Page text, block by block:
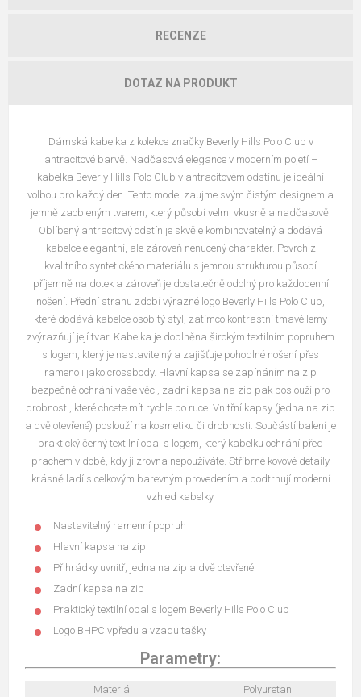
RECENZE
DOTAZ NA PRODUKT
Dámská kabelka z kolekce značky Beverly Hills Polo Club v
antracitové barvě. Nadčasová elegance v moderním pojetí –
kabelka Beverly Hills Polo Club v antracitovém odstínu je ideální
volbou pro každý den. Tento model zaujme svým čistým designem a
jemně zaobleným tvarem, který působí velmi vkusně a nadčasově.
Oblíbený antracitový odstín je skvěle kombinovatelný a dodává
kabelce elegantní, ale zároveň nenucený charakter. Povrch z
kvalitního syntetického materiálu s jemnou strukturou působí
příjemně na dotek a zároveň je dostatečně odolný pro každodenní
nošení. Přední stranu zdobí výrazné logo Beverly Hills Polo Club,
které dodává kabelce osobitý styl, zatímco kontrastní tmavé lemy
zvýrazňují její tvar. Kabelka je doplněna širokým textilním popruhem
s logem, který je nastavitelný a zajišťuje pohodlné nošení přes
rameno i jako crossbody. Hlavní kapsa se zapínáním na zip
bezpečně ochrání vaše věci, zadní kapsa na zip pak poslouží pro
drobnosti, které chcete mít rychle po ruce. Vnitřní kapsy (jedna na zip
a dvě otevřené) poslouží na kosmetiku či drobnosti. Součástí balení je
praktický černý textilní obal s logem, který kabelku ochrání před
prachem v době, kdy ji zrovna nepoužíváte. Stříbrné kovové detaily
krásně ladí s celkovým barevným provedením a podtrhují moderní
vzhled kabelky.
Nastavitelný ramenní popruh
Hlavní kapsa na zip
Přihrádky uvnitř, jedna na zip a dvě otevřené
Zadní kapsa na zip
Praktický textilní obal s logem Beverly Hills Polo Club
Logo BHPC vpředu a vzadu tašky
Parametry:
Materiál Polyuretan